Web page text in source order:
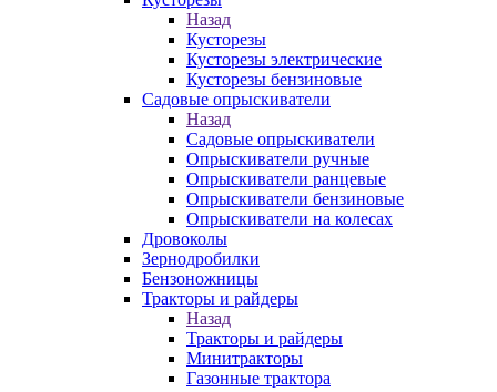
Назад
Кусторезы
Кусторезы электрические
Кусторезы бензиновые
Садовые опрыскиватели
Назад
Садовые опрыскиватели
Опрыскиватели ручные
Опрыскиватели ранцевые
Опрыскиватели бензиновые
Опрыскиватели на колесах
Дровоколы
Зернодробилки
Бензоножницы
Тракторы и райдеры
Назад
Тракторы и райдеры
Минитракторы
Газонные трактора